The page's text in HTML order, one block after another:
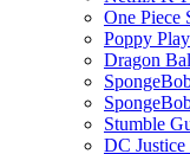
One Piece
Poppy
Dragon
Stumble
DC